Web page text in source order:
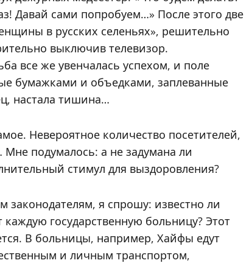
Давай сами попробуем…» После этого две
в русских селеньях», решительно
выключив телевизор.
все же увенчалась успехом, и поле
бумажками и объедками, заплеванные
настала тишина…
Невероятное количество посетителей,
подумалось: а не задумана ли
стимул для выздоровления?
я спрошу: известно ли
государственную больницу? Этот
В больницы, например, Хайфы едут
и личным транспортом,